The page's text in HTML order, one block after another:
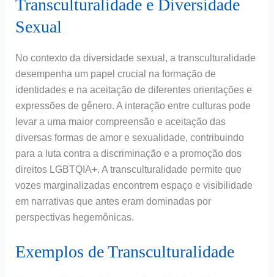
Transculturalidade e Diversidade
Sexual
No contexto da diversidade sexual, a transculturalidade
desempenha um papel crucial na formação de
identidades e na aceitação de diferentes orientações e
expressões de gênero. A interação entre culturas pode
levar a uma maior compreensão e aceitação das
diversas formas de amor e sexualidade, contribuindo
para a luta contra a discriminação e a promoção dos
direitos LGBTQIA+. A transculturalidade permite que
vozes marginalizadas encontrem espaço e visibilidade
em narrativas que antes eram dominadas por
perspectivas hegemônicas.
Exemplos de Transculturalidade